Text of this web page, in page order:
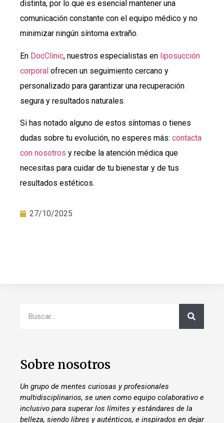
distinta, por lo que es esencial mantener una
comunicación constante con el equipo médico y no
minimizar ningún síntoma extraño.
En DocClinic, nuestros especialistas en liposucción
corporal ofrecen un seguimiento cercano y
personalizado para garantizar una recuperación
segura y resultados naturales.
Si has notado alguno de estos síntomas o tienes
dudas sobre tu evolución, no esperes más: contacta
con nosotros y recibe la atención médica que
necesitas para cuidar de tu bienestar y de tus
resultados estéticos.
27/10/2025
Sobre nosotros
Un grupo de mentes curiosas y profesionales
multidisciplinarios, se unen como equipo colaborativo e
inclusivo para superar los límites y estándares de la
belleza, siendo libres y auténticos, e inspirados en dejar